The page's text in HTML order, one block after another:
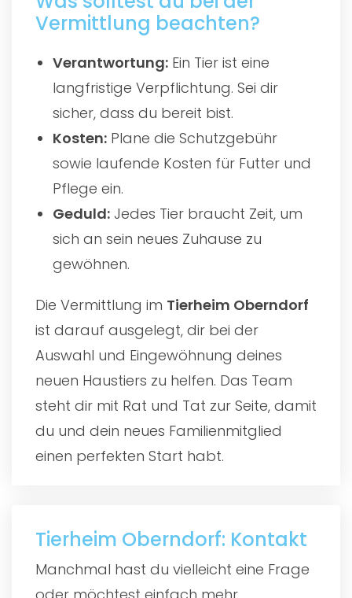
Vermittlung beachten?
Verantwortung: Ein Tier ist eine
langfristige Verpflichtung. Sei dir
sicher, dass du bereit bist.
Kosten: Plane die Schutzgebühr
sowie laufende Kosten für Futter und
Pflege ein.
Geduld: Jedes Tier braucht Zeit, um
sich an sein neues Zuhause zu
gewöhnen.
Die Vermittlung im Tierheim Oberndorf
ist darauf ausgelegt, dir bei der
Auswahl und Eingewöhnung deines
neuen Haustiers zu helfen. Das Team
steht dir mit Rat und Tat zur Seite, damit
du und dein neues Familienmitglied
einen perfekten Start habt.
Tierheim Oberndorf: Kontakt
Manchmal hast du vielleicht eine Frage
oder möchtest einfach mehr